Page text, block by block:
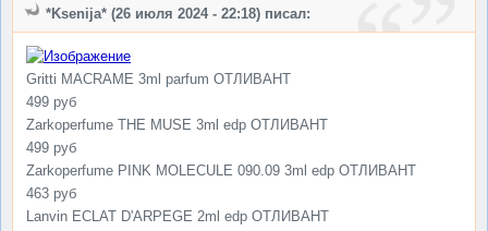
*Ksenija* (26 июля 2024 - 22:18) писал:
Gritti MACRAME 3ml parfum ОТЛИВАНТ
499 руб
Zarkoperfume THE MUSE 3ml edp ОТЛИВАНТ
499 руб
Zarkoperfume PINK MOLECULE 090.09 3ml edp ОТЛИВАНТ
463 руб
Lanvin ECLAT D'ARPEGE 2ml edp ОТЛИВАНТ